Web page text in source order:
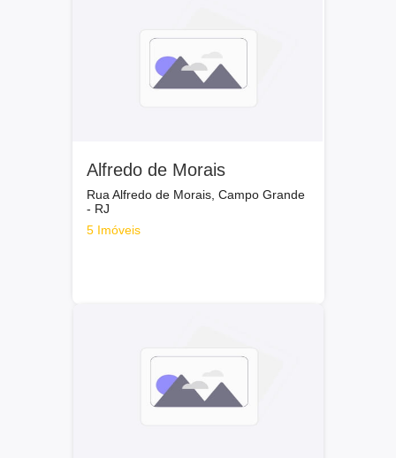
Alfredo de Morais
Rua Alfredo de Morais, Campo Grande
- RJ
5 Imóveis